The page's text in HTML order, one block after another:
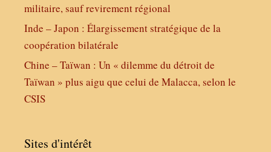
militaire, sauf revirement régional
Inde – Japon : Élargissement stratégique de la
coopération bilatérale
Chine – Taïwan : Un « dilemme du détroit de
Taïwan » plus aigu que celui de Malacca, selon le
CSIS
Sites d'intérêt